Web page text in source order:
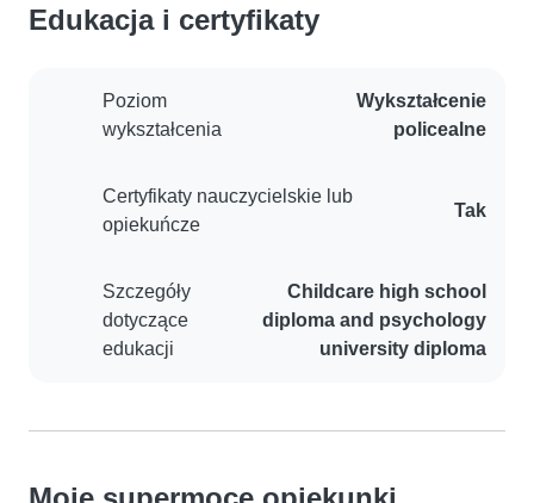
Edukacja i certyfikaty
Poziom
wykształcenia
Wykształcenie
policealne
Certyfikaty nauczycielskie lub
opiekuńcze
Tak
Szczegóły
dotyczące
edukacji
Childcare high school
diploma and psychology
university diploma